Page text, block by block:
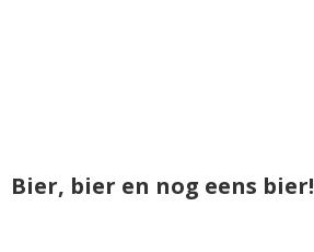
Bier, bier en nog eens bier!